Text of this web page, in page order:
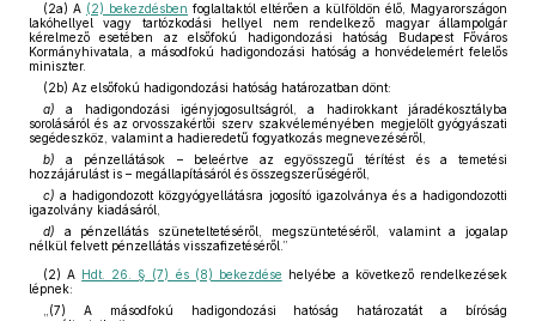
(2a) A (2) bekezdésben foglaltaktól eltérően a külföldön élő, Magyarországon
lakóhellyel vagy tartózkodási hellyel nem rendelkező magyar állampolgár
kérelmező esetében az elsőfokú hadigondozási hatóság Budapest Főváros
Kormányhivatala, a másodfokú hadigondozási hatóság a honvédelemért felelős
miniszter.
(2b) Az elsőfokú hadigondozási hatóság határozatban dönt:
a) a hadigondozási igényjogosultságról, a hadirokkant járadékosztályba
sorolásáról és az orvosszakértői szerv szakvéleményében megjelölt gyógyászati
segédeszköz, valamint a hadieredetű fogyatkozás megnevezéséről,
b) a pénzellátások – beleértve az egyösszegű térítést és a temetési
hozzájárulást is – megállapításáról és összegszerűségéről,
c) a hadigondozott közgyógyellátásra jogosító igazolványa és a hadigondozotti
igazolvány kiadásáról,
d) a pénzellátás szüneteltetéséről, megszüntetéséről, valamint a jogalap
nélkül felvett pénzellátás visszafizetéséről.”
(2) A Hdt. 26. § (7) és (8) bekezdése helyébe a következő rendelkezések
lépnek:
„(7) A másodfokú hadigondozási hatóság határozatát a bíróság